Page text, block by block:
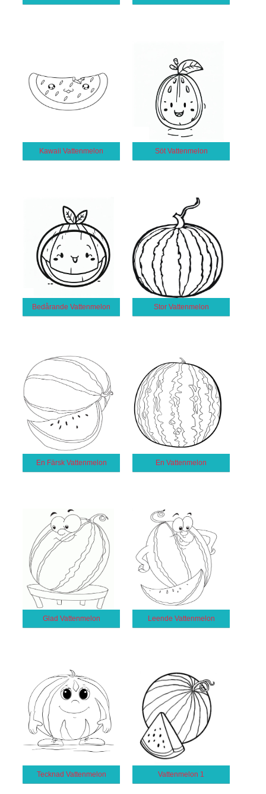
Kawaii Vattenmelon Söt Vattenmelon
Bedårande Vattenmelon Stor Vattenmelon
En Färsk Vattenmelon En Vattenmelon
Glad Vattenmelon Leende Vattenmelon
Tecknad Vattenmelon Vattenmelon 1